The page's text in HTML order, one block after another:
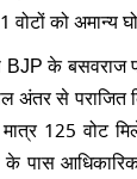
को अमान्य
BJP के
अंतर से पराजित
125 वोट
पास